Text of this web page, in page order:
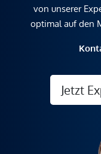
von unserer
optimal auf den
Jetzt